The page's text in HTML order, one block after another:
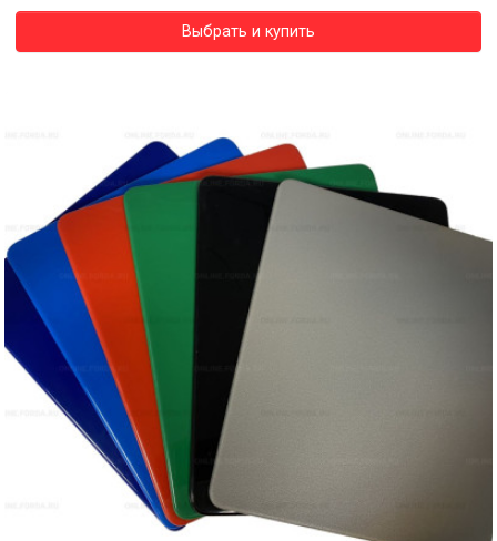
Выбрать и купить